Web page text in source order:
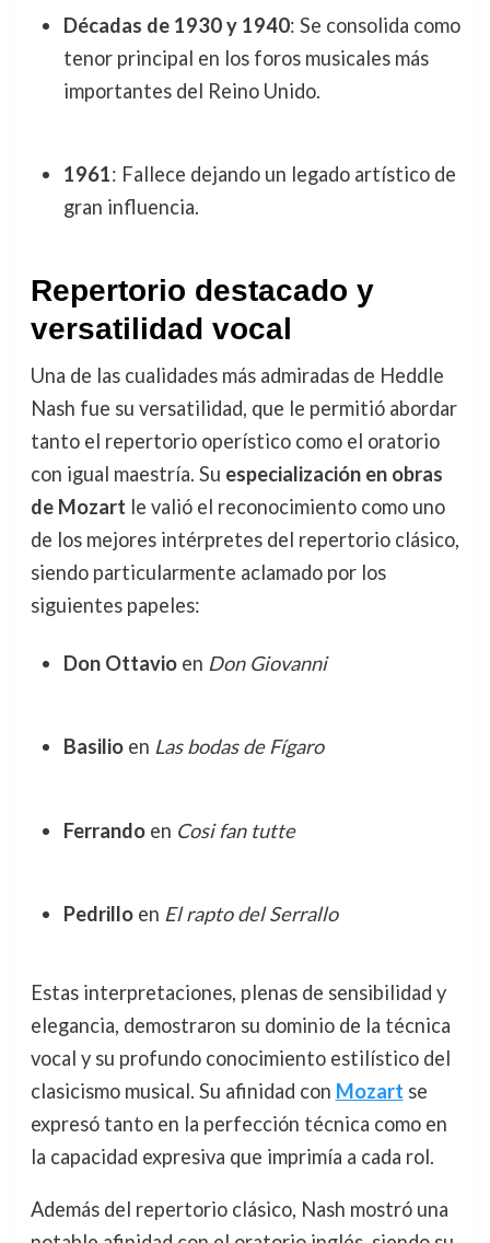
Décadas de 1930 y 1940: Se consolida como
tenor principal en los foros musicales más
importantes del Reino Unido.
1961: Fallece dejando un legado artístico de
gran influencia.
Repertorio destacado y
versatilidad vocal
Una de las cualidades más admiradas de Heddle
Nash fue su versatilidad, que le permitió abordar
tanto el repertorio operístico como el oratorio
con igual maestría. Su especialización en obras
de Mozart le valió el reconocimiento como uno
de los mejores intérpretes del repertorio clásico,
siendo particularmente aclamado por los
siguientes papeles:
Don Ottavioen Don Giovanni
Basilioen Las bodas de Fígaro
Ferrandoen Cosi fan tutte
Pedrilloen El rapto del Serrallo
Estas interpretaciones, plenas de sensibilidad y
elegancia, demostraron su dominio de la técnica
vocal y su profundo conocimiento estilístico del
clasicismo musical. Su afinidad con Mozart se
expresó tanto en la perfección técnica como en
la capacidad expresiva que imprimía a cada rol.
Además del repertorio clásico, Nash mostró una